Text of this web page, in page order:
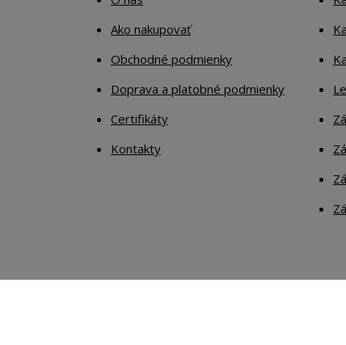
Ako nakupovať
Obchodné podmienky
Doprava a platobné podmienky
Certifikáty
Kontakty